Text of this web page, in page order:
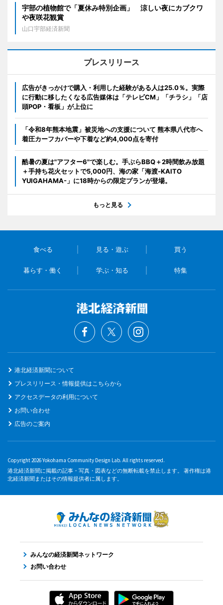
宇部の植物館で「夏休み特別企画」 涼しい夜にカブクワ
や夜咲花観賞
山口宇部経済新聞
プレスリリース
広告がきっかけで購入・利用した経験がある人は25.0％。実際
に行動に移したくなる広告媒体は「テレビCM」「チラシ」「店
頭POP・看板」が上位に
「令和8年熊本地震」被災地への支援について 熊本県八代市へ
着圧カーフカバーや下着など約4,000点を寄付
酷暑の夏は"アフター6"で楽しむ。手ぶらBBQ＋2時間飲み放題
＋手持ち花火セットで5,000円、海の家「海渡-KAITO
YUIGAHAMA-」に18時からの限定プランが登場。
もっと見る
食べる 見る・遊ぶ 買う
暮らす・働く 学ぶ・知る 特集
港北経済新聞について
プレスリリース・情報提供はこちらから
アクセスデータの利用について
お問い合わせ
広告のご案内
Copyright 2026 Yokohama Community Design Lab. All rights reserved.
港北経済新聞に掲載の記事・写真・図表などの無断転載を禁止します。 著作権は港
北経済新聞またはその情報提供者に属します。
みんなの経済新聞ネットワーク
お問い合わせ